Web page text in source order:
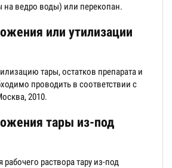
на ведро воды) или перекопан.
или утилизации
тары, остатков препарата и
проводить в соответствии с
2010.
тары из-под
раствора тару из-под